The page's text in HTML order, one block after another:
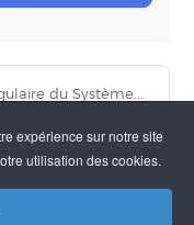
expérience sur notre site
utilisation des cookies.
du Système...
moteur